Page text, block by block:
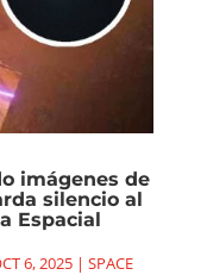
imágenes de
silencio al
Espacial
6, 2025| SPACE